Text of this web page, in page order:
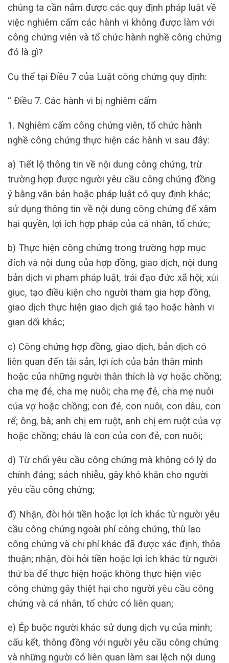
chúng ta cần nắm được các quy định pháp luật về
việc nghiêm cấm các hành vi không được làm với
công chứng viên và tổ chức hành nghề công chứng
đó là gì?
Cụ thể tại Điều 7 của Luật công chứng quy định:
“ Điều 7. Các hành vi bị nghiêm cấm
1. Nghiêm cấm công chứng viên, tổ chức hành
nghề công chứng thực hiện các hành vi sau đây:
a) Tiết lộ thông tin về nội dung công chứng, trừ
trường hợp được người yêu cầu công chứng đồng
ý bằng văn bản hoặc pháp luật có quy định khác;
sử dụng thông tin về nội dung công chứng để xâm
hại quyền, lợi ích hợp pháp của cá nhân, tổ chức;
b) Thực hiện công chứng trong trường hợp mục
đích và nội dung của hợp đồng, giao dịch, nội dung
bản dịch vi phạm pháp luật, trái đạo đức xã hội; xúi
giục, tạo điều kiện cho người tham gia hợp đồng,
giao dịch thực hiện giao dịch giả tạo hoặc hành vi
gian dối khác;
c) Công chứng hợp đồng, giao dịch, bản dịch có
liên quan đến tài sản, lợi ích của bản thân mình
hoặc của những người thân thích là vợ hoặc chồng;
cha mẹ đẻ, cha mẹ nuôi; cha mẹ đẻ, cha mẹ nuôi
của vợ hoặc chồng; con đẻ, con nuôi, con dâu, con
rể; ông, bà; anh chị em ruột, anh chị em ruột của vợ
hoặc chồng; cháu là con của con đẻ, con nuôi;
d) Từ chối yêu cầu công chứng mà không có lý do
chính đáng; sách nhiễu, gây khó khăn cho người
yêu cầu công chứng;
đ) Nhận, đòi hỏi tiền hoặc lợi ích khác từ người yêu
cầu công chứng ngoài phí công chứng, thù lao
công chứng và chi phí khác đã được xác định, thỏa
thuận; nhận, đòi hỏi tiền hoặc lợi ích khác từ người
thứ ba để thực hiện hoặc không thực hiện việc
công chứng gây thiệt hại cho người yêu cầu công
chứng và cá nhân, tổ chức có liên quan;
e) Ép buộc người khác sử dụng dịch vụ của mình;
cấu kết, thông đồng với người yêu cầu công chứng
và những người có liên quan làm sai lệch nội dung